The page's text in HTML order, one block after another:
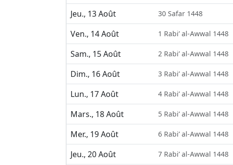
Jeu., 13 Août
30 Safar 1448
Ven., 14 Août
1 Rabi’ al-Awwal 1448
Sam., 15 Août
2 Rabi’ al-Awwal 1448
Dim., 16 Août
3 Rabi’ al-Awwal 1448
Lun., 17 Août
4 Rabi’ al-Awwal 1448
Mars., 18 Août
5 Rabi’ al-Awwal 1448
Mer., 19 Août
6 Rabi’ al-Awwal 1448
Jeu., 20 Août
7 Rabi’ al-Awwal 1448